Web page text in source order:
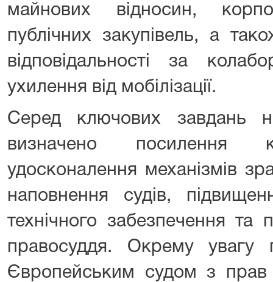
майнових відносин,
публічних закупівель, а
відповідальності за
ухилення від мобілізації.
Серед ключових завдань
визначено посилення
удосконалення механізмів
наповнення судів,
технічного забезпечення та
правосуддя. Окрему увагу
Європейським судом з